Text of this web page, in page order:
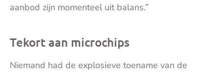
aanbod zijn momenteel uit balans.”
Tekort aan microchips
Niemand had de explosieve toename van de